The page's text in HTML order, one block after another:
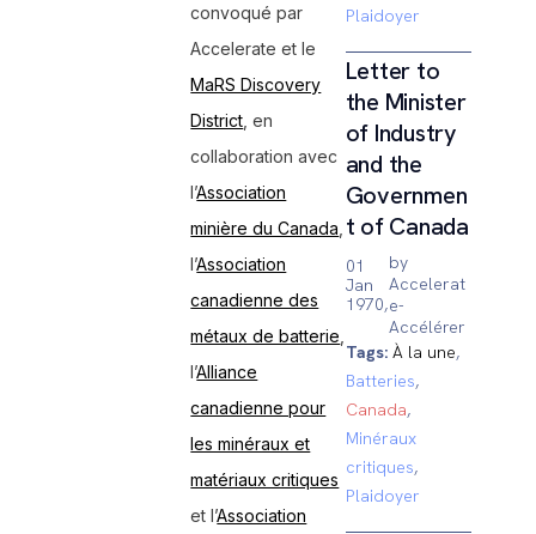
Plaidoyer
Letter to
the Minister
of Industry
and the
Governmen
t of Canada
01
Jan
1970,
by
Accelerat
e-
Accélérer
Tags: À la une,
Batteries,
Canada,
Minéraux
critiques,
Plaidoyer
convoqué par
Accelerate et le
MaRS Discovery
District , en
collaboration avec
l’Association
minière du Canada
l’Association
canadienne des
métaux de batterie
l’Alliance
canadienne pour
les minéraux et
matériaux critiques
et l’Association